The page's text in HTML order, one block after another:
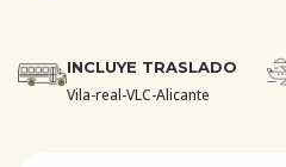
INCLUYE TRASLADO
Vila-real-VLC-Alicante